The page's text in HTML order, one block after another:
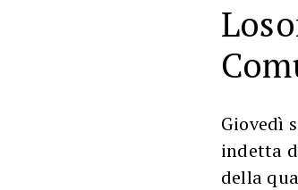
Giovedì
indetta
della